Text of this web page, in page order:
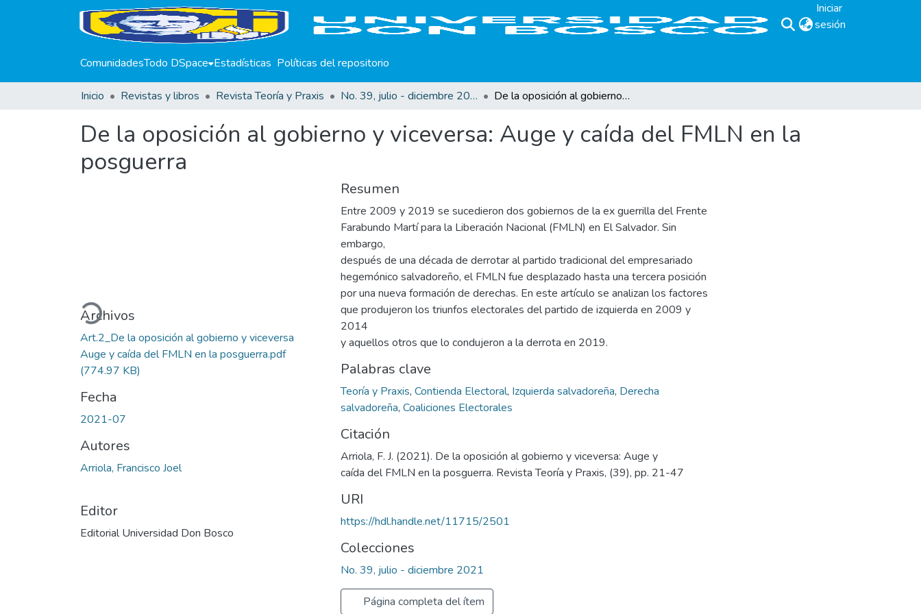
Iniciar
sesión
ComunidadesTodo DSpace Estadísticas Políticas del repositorio
Inicio Revistas y libros Revista Teoría y Praxis No. 39, julio - diciembre 2021 De la oposición al gobierno y viceversa: Auge y caída del FMLN en la posguerra
De la oposición al gobierno y viceversa: Auge y caída del FMLN en la
posguerra
Cargando...
Archivos
Art.2_De la oposición al gobierno y viceversa
Auge y caída del FMLN en la posguerra.pdf
(774.97 KB)
Fecha
2021-07
Autores
Arriola, Francisco Joel
Editor
Editorial Universidad Don Bosco
Resumen
Entre 2009 y 2019 se sucedieron dos gobiernos de la ex guerrilla del Frente
Farabundo Martí para la Liberación Nacional (FMLN) en El Salvador. Sin
embargo,
después de una década de derrotar al partido tradicional del empresariado
hegemónico salvadoreño, el FMLN fue desplazado hasta una tercera posición
por una nueva formación de derechas. En este artículo se analizan los factores
que produjeron los triunfos electorales del partido de izquierda en 2009 y
2014
y aquellos otros que lo condujeron a la derrota en 2019.
Palabras clave
Teoría y Praxis, Contienda Electoral, Izquierda salvadoreña, Derecha
salvadoreña, Coaliciones Electorales
Citación
Arriola, F. J. (2021). De la oposición al gobierno y viceversa: Auge y
caída del FMLN en la posguerra. Revista Teoría y Praxis, (39), pp. 21-47
URI
https://hdl.handle.net/11715/2501
Colecciones
No. 39, julio - diciembre 2021
Página completa del ítem